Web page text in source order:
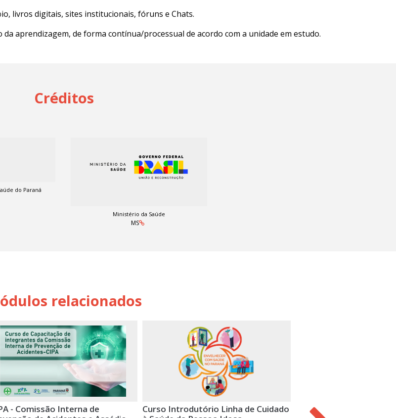
livros digitais, sites institucionais, fóruns e Chats.
aprendizagem, de forma contínua/processual de acordo com a unidade em estudo.
Créditos
do Paraná
Ministério da Saúde
MS
relacionados
- Comissão Interna de
Curso Introdutório Linha de Cuidado
Capacitação em